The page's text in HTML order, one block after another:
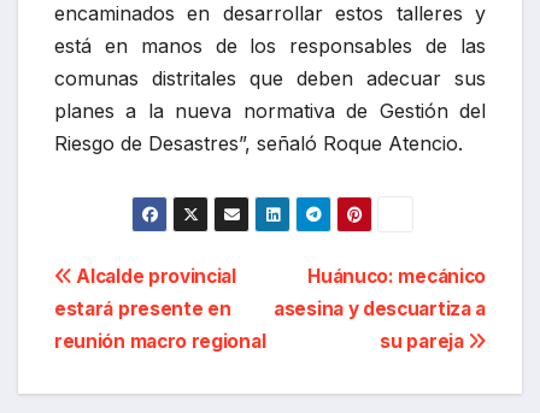
encaminados en desarrollar estos talleres y
está en manos de los responsables de las
comunas distritales que deben adecuar sus
planes a la nueva normativa de Gestión del
Riesgo de Desastres”, señaló Roque Atencio.
Navegación
de
entradas
Huánuco: mecánico
asesina y descuartiza a
su pareja
Alcalde provincial
estará presente en
reunión macro regional